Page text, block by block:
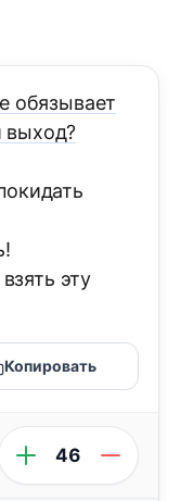
обязывает
выход?
эту
Копировать
46